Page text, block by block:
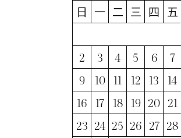
日 一 二 三 四 五
2
3 4 5 6 7
9
10 11 12 13 14
16 17 18 19 20 21
23 24 25 26 27 28